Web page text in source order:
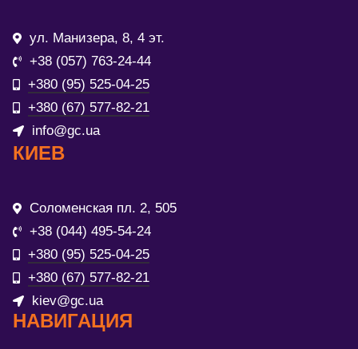
ул. Манизера, 8, 4 эт.
+38 (057) 763-24-44
+380 (95) 525-04-25
+380 (67) 577-82-21
info@gc.ua
КИЕВ
Соломенская пл. 2, 505
+38 (044) 495-54-24
+380 (95) 525-04-25
+380 (67) 577-82-21
kiev@gc.ua
НАВИГАЦИЯ